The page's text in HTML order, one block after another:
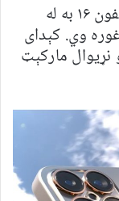
که چېرې دا ټول حقیقت وي، نو دغه ایفون ۱۶ به له
غوره وي. کېدای
مارکېټ